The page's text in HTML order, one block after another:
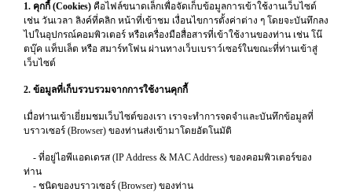
1. คุกกี้ (Cookies) คือไฟล์ขนาดเล็กเพื่อจัดเก็บข้อมูลการเข้าใช้งานเว็บไซต์
เช่น วันเวลา ลิงค์ที่คลิก หน้าที่เข้าชม เงื่อนไขการตั้งค่าต่าง ๆ โดยจะบันทึกลง
ไปในอุปกรณ์คอมพิวเตอร์ หรือเครื่องมือสื่อสารที่เข้าใช้งานของท่าน เช่น โน๊
ตบุ๊ค แท็บเล็ต หรือ สมาร์ทโฟน ผ่านทางเว็บเบราว์เซอร์ในขณะที่ท่านเข้าสู่
เว็บไซต์
2. ข้อมูลที่เก็บรวบรวมจากการใช้งานคุกกี้
เมื่อท่านเข้าเยี่ยมชมเว็บไซต์ของเรา เราจะทำการจดจำและบันทึกข้อมูลที่
บราวเซอร์ (Browser) ของท่านส่งเข้ามาโดยอัตโนมัติ
- ที่อยู่ไอพีแอดเดรส (IP Address & MAC Address) ของคอมพิวเตอร์ของ
ท่าน
- ชนิดของบราวเซอร์ (Browser) ของท่าน